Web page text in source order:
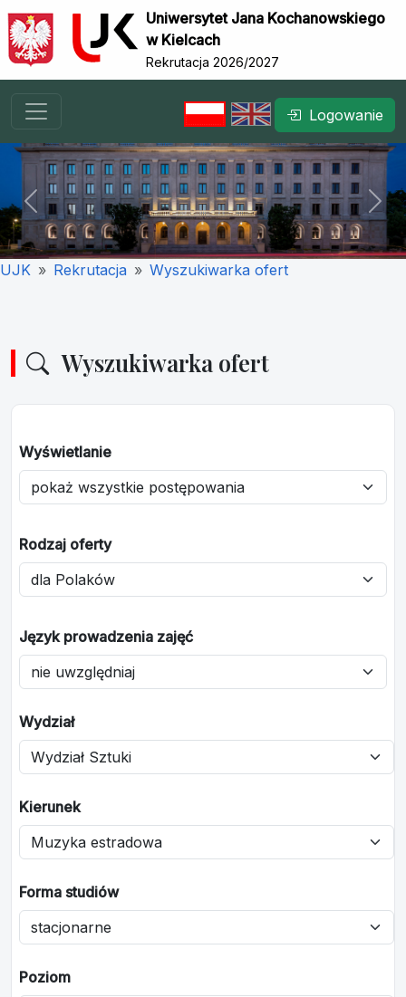
Uniwersytet Jana Kochanowskiego
w Kielcach
Rekrutacja 2026/2027
Logowanie
Previous Next
UJK Rekrutacja Wyszukiwarka ofert
Wyszukiwarka ofert
Wyświetlanie
Rodzaj oferty
Język prowadzenia zajęć
Wydział
Kierunek
Forma studiów
Poziom